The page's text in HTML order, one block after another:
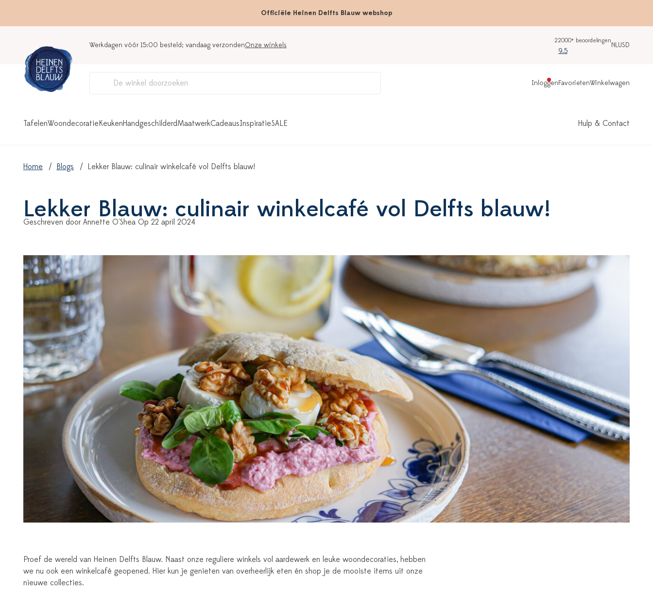
Officiële Heinen Delfts Blauw webshop
Werkdagen vóór 15:00 besteld; vandaag verzondenOnze winkels
22000+ beoordelingen
9.5
NLUSD
InloggenFavorietenWinkelwagen
TafelenWoondecoratieKeukenHandgeschilderdMaatwerkCadeausInspiratieSALE Hulp & Contact
Home Blogs Lekker Blauw: culinair winkelcafé vol Delfts blauw!
Lekker Blauw: culinair winkelcafé vol Delfts blauw!
Geschreven door Annette O'Shea Op 22 april 2024
Proef de wereld van Heinen Delfts Blauw. Naast onze reguliere winkels vol aardewerk en leuke woondecoraties, hebben
we nu ook een winkelcafé geopened. Hier kun je genieten van overheerlijk eten én shop je de mooiste items uit onze
nieuwe collecties.